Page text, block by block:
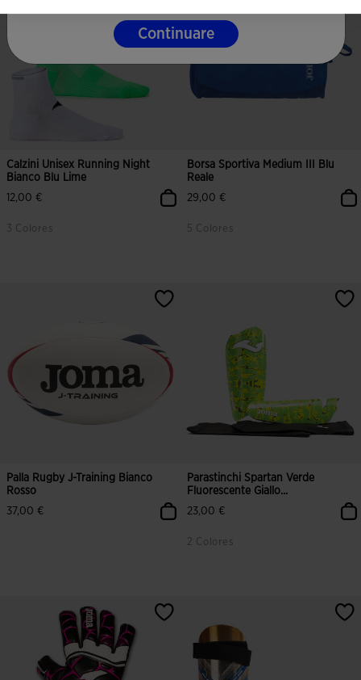
Calzini Unisex Running Night
Bianco Blu Lime
12,00 €
3 Colores
Borsa Sportiva Medium III Blu
Reale
29,00 €
5 Colores
Palla Rugby J-Training Bianco
Rosso
37,00 €
5 su 5 valutazione dei clienti
Parastinchi Spartan Verde
Fluorescente Giallo...
23,00 €
2 Colores
Continuare